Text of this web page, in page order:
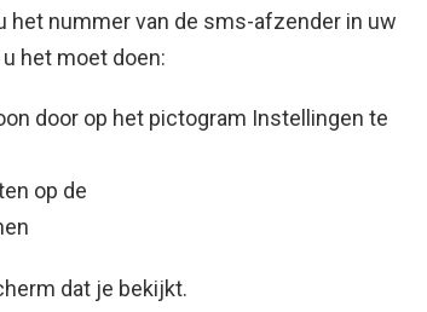
het nummer van de sms-afzender in uw
het moet doen:
door op het pictogram Instellingen te
dat je bekijkt.